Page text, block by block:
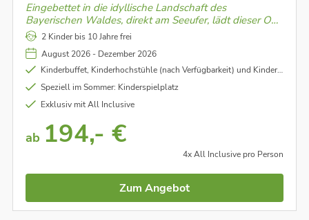
Eingebettet in die idyllische Landschaft des
Bayerischen Waldes, direkt am Seeufer, lädt dieser Ort
zum Entspannen, Genießen und Entdecken ein – ein
Rückzugsort für unvergessliche Momente.
2 Kinder bis 10 Jahre frei
August 2026 - Dezember 2026
Kinderbuffet, Kinderhochstühle (nach Verfügbarkeit) und Kinderspielzimmer
Speziell im Sommer: Kinderspielplatz
Exklusiv mit All Inclusive
ab 194,- €
4x All Inclusive pro Person
Zum Angebot